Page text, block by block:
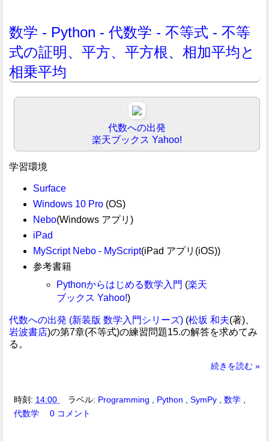
数学 - Python - 代数学 - 不等式 - 不等
式の証明、平方、平方根、相加平均と
相乗平均
代数への出発
楽天ブックス Yahoo!
学習環境
Surface
Windows 10 Pro(OS)
Nebo(Windows アプリ)
iPad
MyScript Nebo - MyScript(iPad アプリ(iOS))
参考書籍
Pythonからはじめる数学入門 (楽天
ブックス Yahoo!)
代数への出発 (新装版 数学入門シリーズ) (松坂 和夫(著)、
岩波書店)の第7章(不等式)の練習問題15.の解答を求めてみ
る。
続きを読む »
時刻: 14:00 ラベル: Programming Python ,SymPy ,数学
代数学
0 コメント